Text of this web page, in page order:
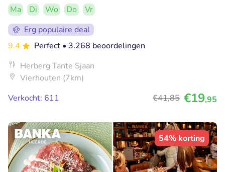
Ma Di Wo Do
Vr
Erg populaire deal
9.4
Perfect • 3.268 beoordelingen
Herberg Tante Sjaan
Vierhouten (7km)
Verkocht: 611
€41,85 €19,95
54% korting